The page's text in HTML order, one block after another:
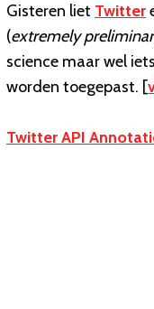
Gisteren liet Twitter
(extremely
science maar wel
worden toegepast. [
Twitter API